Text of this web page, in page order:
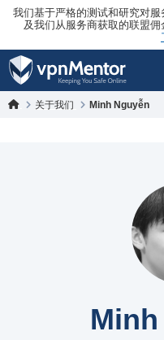
我们基于严格的测试和研究对
及我们从服务商获取的联盟佣
关于我们 Minh Nguyễn